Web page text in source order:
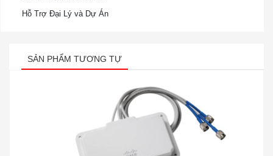
Hỗ Trợ Đại Lý và Dự Án
SẢN PHẨM TƯƠNG TỰ